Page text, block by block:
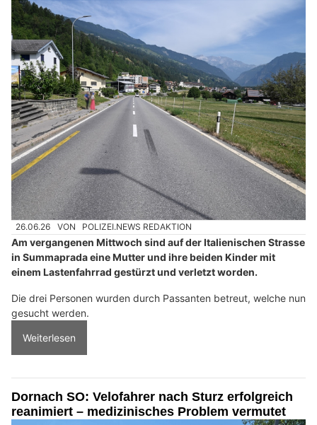
26.06.26 VON POLIZEI.NEWS REDAKTION
Am vergangenen Mittwoch sind auf der Italienischen Strasse
in Summaprada eine Mutter und ihre beiden Kinder mit
einem Lastenfahrrad gestürzt und verletzt worden.
Die drei Personen wurden durch Passanten betreut, welche nun
gesucht werden.
Weiterlesen
Dornach SO: Velofahrer nach Sturz erfolgreich
reanimiert – medizinisches Problem vermutet